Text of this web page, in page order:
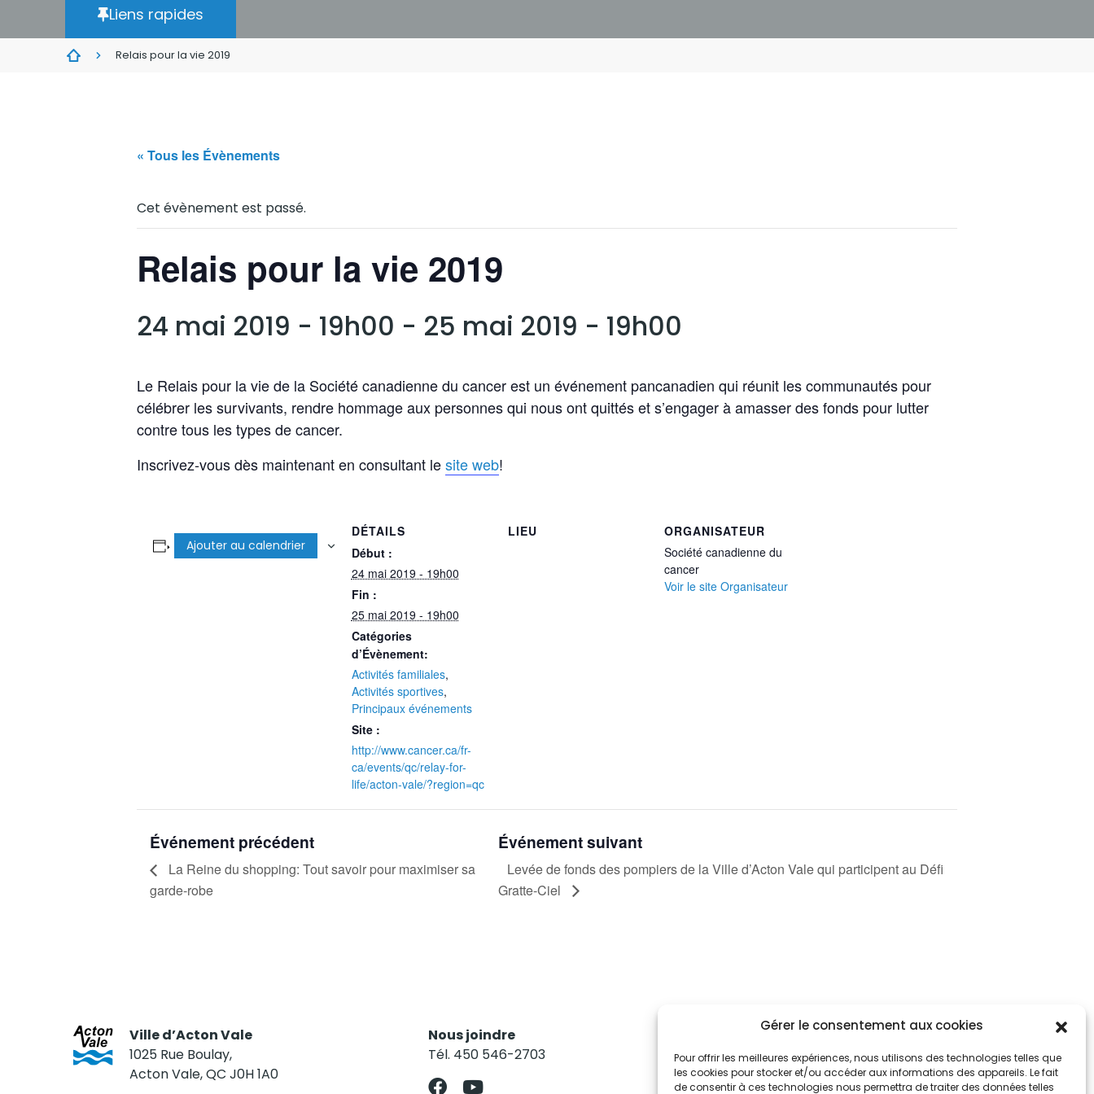
Gérer le consentement aux cookies
Pour offrir les meilleures expériences, nous utilisons des technologies telles que
les cookies pour stocker et/ou accéder aux informations des appareils. Le fait
de consentir à ces technologies nous permettra de traiter des données telles
Liens rapides
Relais pour la vie 2019
« Tous les Évènements
Cet évènement est passé.
Relais pour la vie 2019
24 mai 2019 - 19h00 - 25 mai 2019 - 19h00
Le Relais pour la vie de la Société canadienne du cancer est un événement pancanadien qui réunit les communautés pour
célébrer les survivants, rendre hommage aux personnes qui nous ont quittés et s’engager à amasser des fonds pour lutter
contre tous les types de cancer.
Inscrivez-vous dès maintenant en consultant lesite web!
Ajouter au calendrier
DÉTAILS
Début :
24 mai 2019 - 19h00
Fin :
25 mai 2019 - 19h00
Catégories
d’Évènement:
Activités familiales,
Activités sportives,
Principaux événements
Site :
http://www.cancer.ca/fr-
ca/events/qc/relay-for-
life/acton-vale/?region=qc
LIEU
ORGANISATEUR
Société canadienne du
cancer
Voir le site Organisateur
Événement précédent
La Reine du shopping: Tout savoir pour maximiser sa
garde-robe
Événement suivant
Levée de fonds des pompiers de la Ville d’Acton Vale qui participent au Défi
Gratte-Ciel
Ville d’Acton Vale
1025 Rue Boulay,
Acton Vale, QC J0H 1A0
Nous joindre
Tél. 450 546-2703
Restez informés
Abonnez-vous aux alertes municipales